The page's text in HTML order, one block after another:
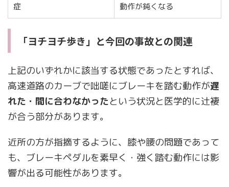
症
動作が鈍くなる
「ヨチヨチ歩き」と今回の事故との関連
上記のいずれかに該当する状態であったとすれば、
高速道路のカーブで咄嗟にブレーキを踏む動作が遅
れた・間に合わなかったという状況と医学的に辻褄
が合う部分があります。
近所の方が指摘するように、膝や腰の問題であって
も、ブレーキペダルを素早く・強く踏む動作には影
響が出る可能性があります。